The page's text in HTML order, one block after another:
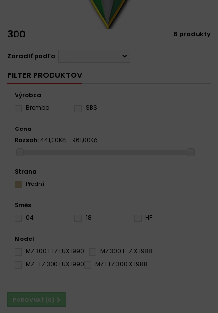
300 6 produkty
Zoradiť podľa --
FILTER PRODUKTOV
Výrobca
Brembo
SBS
Cena
Rozsah:441,00Kč - 961,00Kč
Strana
Přední
Směs
04
18 HF
Model
MZ 300 ETZ LUX 1990 -
MZ 300 ETZ X 1988 -
MZ ETZ 300 LUX 1990
MZ ETZ 300 X 1988
POROVNAŤ (0)